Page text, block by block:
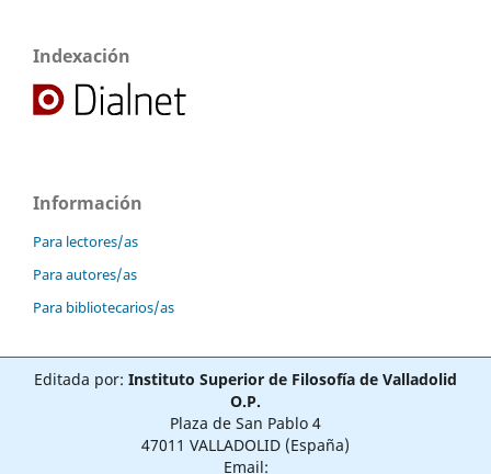
Indexación
Información
Para lectores/as
Para autores/as
Para bibliotecarios/as
Editada por: Instituto Superior de Filosofía de Valladolid
O.P.
Plaza de San Pablo 4
47011 VALLADOLID (España)
Email: